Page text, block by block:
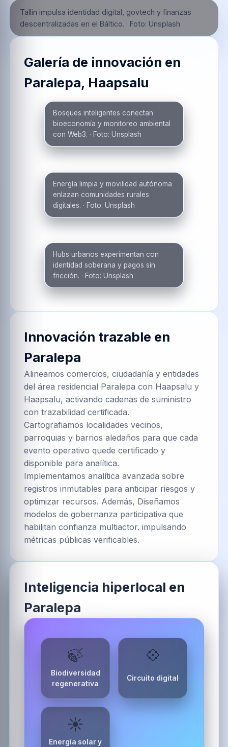
descentralizadas en el Báltico.·Foto: Unsplash
Galería de innovación en
Paralepa, Haapsalu
bioeconomía y monitoreo ambiental
con Web3.
Energía limpia y movilidad autónoma
enlazan comunidades rurales